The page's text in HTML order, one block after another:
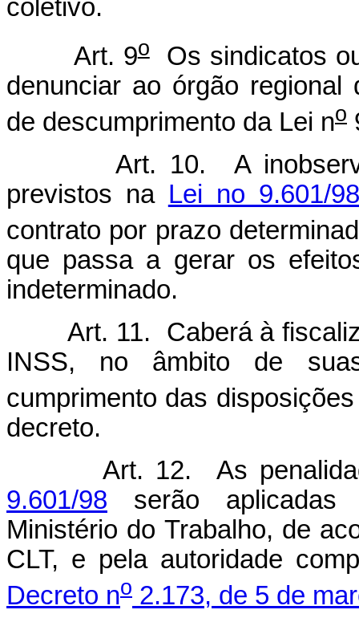
coletivo.
Art. 9oOs sindicatos
denunciar ao órgão regional
de descumprimento da Lei no
Art. 10. A
previstos na Lei no 9.601/98
contrato por prazo
que passa a gerar os
indeterminado.
Art. 11. Caberá à
INSS, no âmbito de
cumprimento das
decreto.
Art. 12. As
9.601/98 serão aplicadas
Ministério do Trabalho, de
CLT, e pela autoridade
Decreto no 2.173, de 5 de